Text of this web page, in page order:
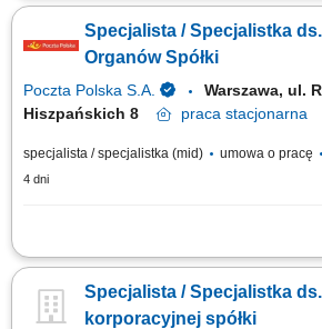
przypisanej grupy klientów; kontakt z urzędami w
sporządzanie pism i druków w sprawach
Specjalista / Specjalistka
Organów Spółki
Poczta Polska S.A.
Warszawa, ul.
Hiszpańskich 8
praca stacjonarna
specjalista / specjalistka (mid) umowa o pracę
4 dni
Miejsce pracy: Warszawa, ul. Rodziny
cały etat, praca stacjonarna od poniedziałku do
przygotowywanie analiz dotyczących organów
Specjalista / Specjalistka
korporacyjnej spółki